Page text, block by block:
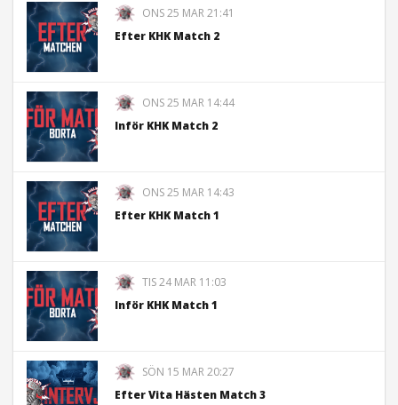
ONS 25 MAR 21:41
Efter KHK Match 2
ONS 25 MAR 14:44
Inför KHK Match 2
ONS 25 MAR 14:43
Efter KHK Match 1
TIS 24 MAR 11:03
Inför KHK Match 1
SÖN 15 MAR 20:27
Efter Vita Hästen Match 3